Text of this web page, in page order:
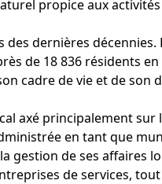
propice aux activités
dernières décennies.
de 18 836 résidents en
cadre de vie et de son
axé principalement sur
en tant que
gestion de ses affaires
de services,